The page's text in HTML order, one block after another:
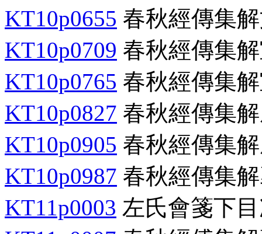
KT10p0655 春秋經傳集
KT10p0709 春秋經傳集
KT10p0765 春秋經傳集
KT10p0827 春秋經傳集
KT10p0905 春秋經傳集
KT10p0987 春秋經傳集
KT11p0003 左氏會箋下